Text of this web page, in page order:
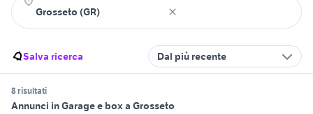
Salva ricerca Dal più recente
8 risultati
Annunci in Garage e box a Grosseto